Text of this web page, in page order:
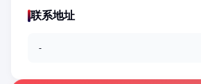
联系地址
-